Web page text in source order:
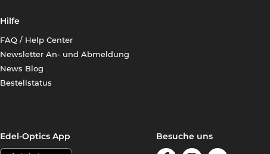
Hilfe
FAQ / Help Center
Newsletter An- und Abmeldung
News Blog
Bestellstatus
Edel-Optics App Besuche uns